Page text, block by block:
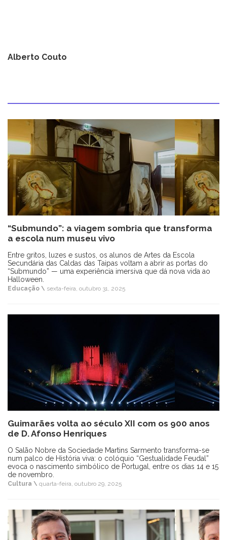
Alberto Couto
“Submundo”: a viagem sombria que transforma
a escola num museu vivo
Entre gritos, luzes e sustos, os alunos de Artes da Escola
Secundária das Caldas das Taipas voltam a abrir as portas do
“Submundo” — uma experiência imersiva que dá nova vida ao
Halloween.
Educação \ sexta-feira, outubro 31, 2025
Guimarães volta ao século XII com os 900 anos
de D. Afonso Henriques
O Salão Nobre da Sociedade Martins Sarmento transforma-se
num palco de História viva: o colóquio “Gestualidade Feudal”
evoca o nascimento simbólico de Portugal, entre os dias 14 e 15
de novembro.
Cultura \ quarta-feira, outubro 29, 2025